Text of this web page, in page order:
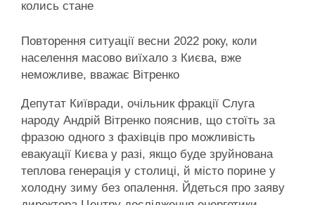
колись стане
Повторення ситуації весни 2022 року, коли
населення масово виїхало з Києва, вже
неможливе, вважає Вітренко
Депутат Київради, очільник фракції Слуга
народу Андрій Вітренко пояснив, що стоїть за
фразою одного з фахівців про можливість
евакуації Києва у разі, якщо буде зруйнована
теплова генерація у столиці, й місто порине у
холодну зиму без опалення. Йдеться про заяву